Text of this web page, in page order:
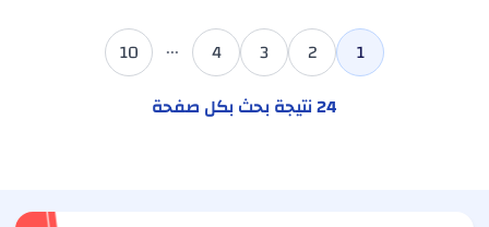
1
2
3
4
...
10
24نتيجة بحث بكل صفحة